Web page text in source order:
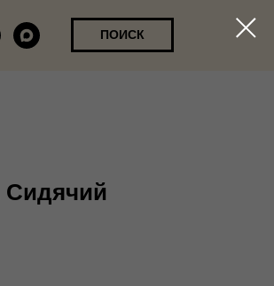
ПОИСК
Сидячий